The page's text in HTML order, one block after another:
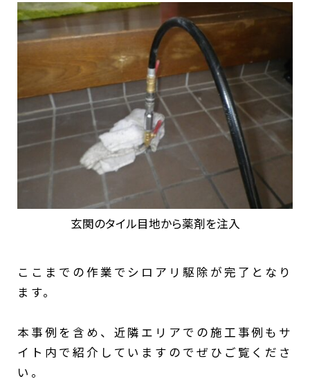
玄関のタイル目地から薬剤を注入
ここまでの作業でシロアリ駆除が完了となり
ます。
本事例を含め、近隣エリアでの施工事例もサ
イト内で紹介していますのでぜひご覧くださ
い。